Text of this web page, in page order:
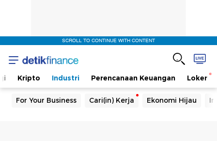
SCROLL TO CONTINUE WITH CONTENT
Kripto Industri Perencanaan Keuangan Loker
For Your Business Cari(in) Kerja Ekonomi Hijau